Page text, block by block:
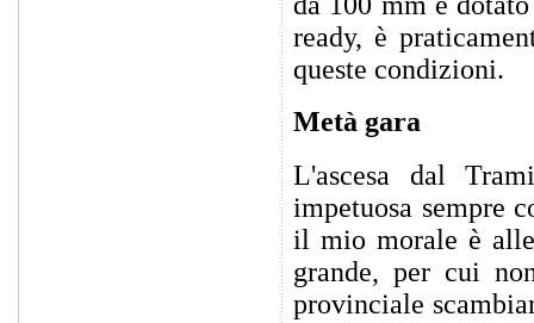
ready, è
queste condizioni.
Metà gara
L'ascesa dal
impetuosa sempre
il mio morale è
grande, per cui
provinciale